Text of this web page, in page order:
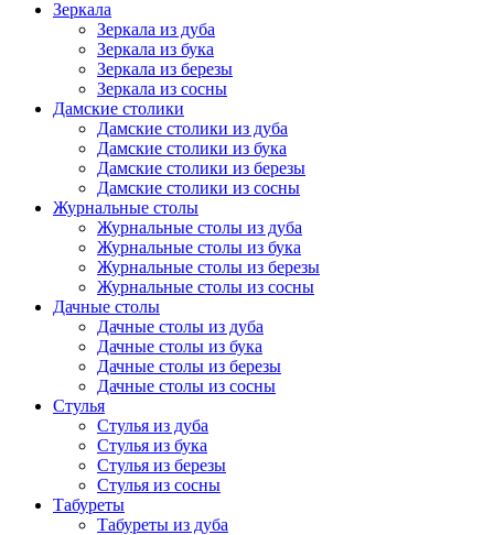
Зеркала
Зеркала из дуба
Зеркала из бука
Зеркала из березы
Зеркала из сосны
Дамские столики
Дамские столики из дуба
Дамские столики из бука
Дамские столики из березы
Дамские столики из сосны
Журнальные столы
Журнальные столы из дуба
Журнальные столы из бука
Журнальные столы из березы
Журнальные столы из сосны
Дачные столы
Дачные столы из дуба
Дачные столы из бука
Дачные столы из березы
Дачные столы из сосны
Стулья
Стулья из дуба
Стулья из бука
Стулья из березы
Стулья из сосны
Табуреты
Табуреты из дуба